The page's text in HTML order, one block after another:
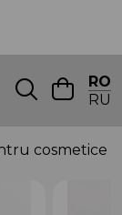
RO
RU
cosmetice